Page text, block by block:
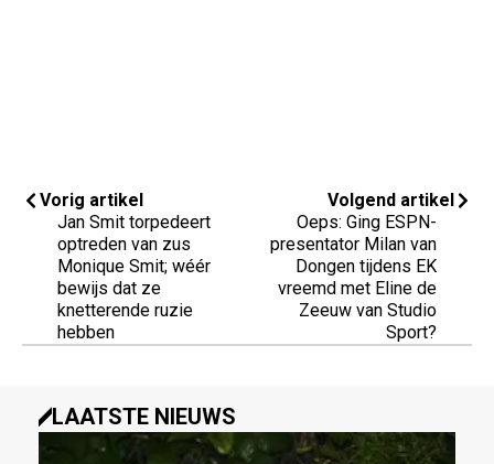
Vorig artikel
Jan Smit torpedeert
optreden van zus
Monique Smit; wéér
bewijs dat ze
knetterende ruzie
hebben
Volgend artikel
Oeps: Ging ESPN-
presentator Milan van
Dongen tijdens EK
vreemd met Eline de
Zeeuw van Studio
Sport?
LAATSTE NIEUWS